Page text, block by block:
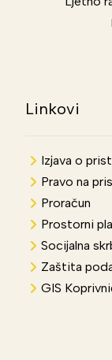
Linkovi
Izjava o
Pravo na
Proračun
Prostorni
Socijalna
Zaštita
GIS